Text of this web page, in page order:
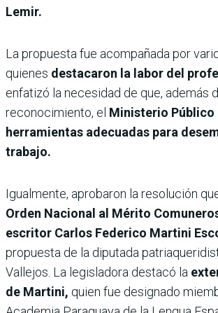
Lemir.
La propuesta fue acompañada por
quienes destacaron la labor del
enfatizó la necesidad de que, además
reconocimiento, el Ministerio Público
herramientas adecuadas para
trabajo.
Igualmente, aprobaron la resolución
Orden Nacional al Mérito
escritor Carlos Federico Martini
propuesta de la diputada
Vallejos. La legisladora destacó la
de Martini, quien fue designado